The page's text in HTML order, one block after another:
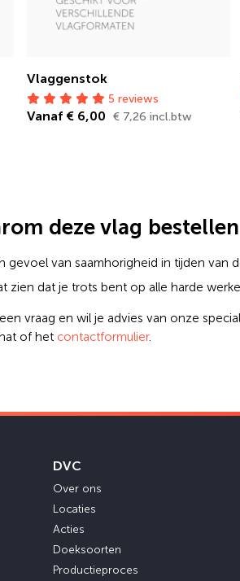
Vlaggenstok
5 reviews
Vanaf € 6,00 € 7,26 incl.btw
deze vlag
gevoel van saamhorigheid in tijden van
zien dat je trots bent op alle harde
vraag en wil je advies van onze
of het contactformulier.
DVC
Over ons
Locaties
Acties
Doeksoorten
Productieproces